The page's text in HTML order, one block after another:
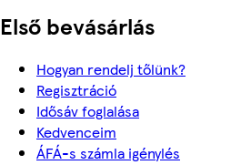
Első bevásárlás
Hogyan rendelj tőlünk?
Regisztráció
Idősáv foglalása
Kedvenceim
ÁFÁ-s számla igénylés